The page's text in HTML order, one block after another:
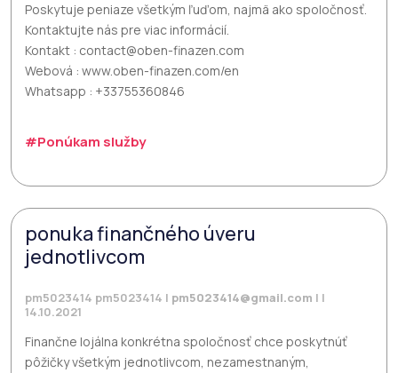
Poskytuje peniaze všetkým ľuďom, najmä ako spoločnosť.
Kontaktujte nás pre viac informácií.
Kontakt : contact@oben-finazen.com
Webová : www.oben-finazen.com/en
Whatsapp : +33755360846
#Ponúkam služby
ponuka finančného úveru
jednotlivcom
pm5023414 pm5023414 | pm5023414@gmail.com | |
14.10.2021
Finančne lojálna konkrétna spoločnosť chce poskytnúť
pôžičky všetkým jednotlivcom, nezamestnaným,